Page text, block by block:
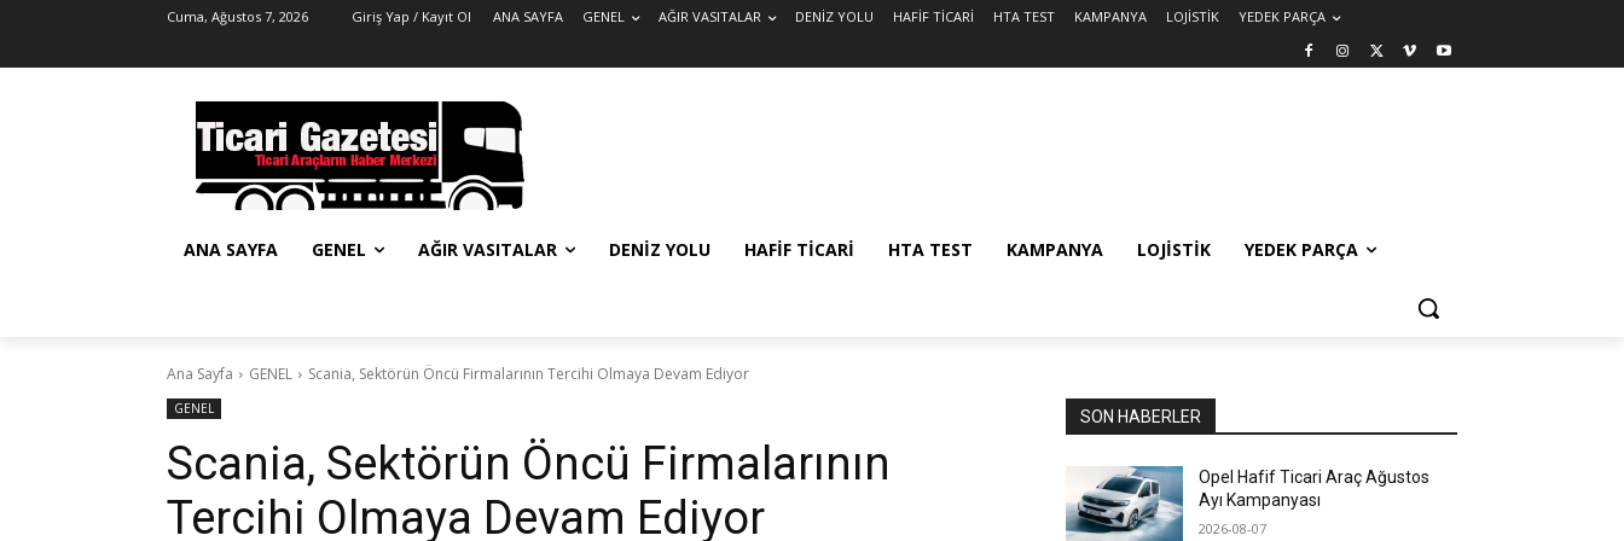
Cuma, Ağustos 7, 2026 Giriş Yap / Kayıt Ol ANA SAYFA GENEL AĞIR VASITALAR DENİZ YOLU HAFİF TİCARİ HTA TEST KAMPANYA LOJİSTİK YEDEK PARÇA
ANA SAYFA GENEL AĞIR VASITALAR DENİZ YOLU HAFİF TİCARİ HTA TEST KAMPANYA LOJİSTİK YEDEK PARÇA
Ana Sayfa GENEL Scania, Sektörün Öncü Firmalarının Tercihi Olmaya Devam Ediyor
GENEL
Scania, Sektörün Öncü Firmalarının
Tercihi Olmaya Devam Ediyor
SON HABERLER
Opel Hafif Ticari Araç Ağustos
Ayı Kampanyası
2026-08-07